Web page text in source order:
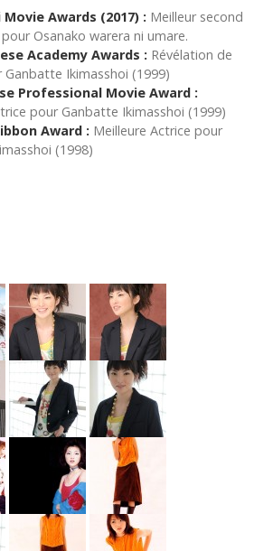
Movie Awards (2017) : Meilleur second
Osanako warera ni umare.
Academy Awards : Révélation de
Ganbatte Ikimasshoi (1999)
Professional Movie Award :
pour Ganbatte Ikimasshoi (1999)
Award : Meilleure Actrice pour
(1998)